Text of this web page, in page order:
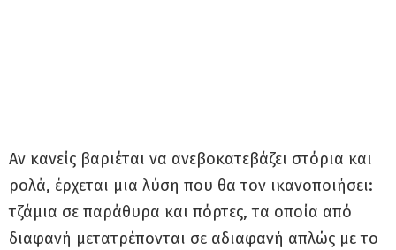
Αν κανείς βαριέται να ανεβοκατεβάζει στόρια και
ρολά, έρχεται μια λύση που θα τον ικανοποιήσει:
τζάμια σε παράθυρα και πόρτες, τα οποία από
διαφανή μετατρέπονται σε αδιαφανή απλώς με το